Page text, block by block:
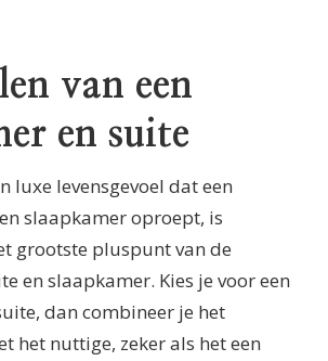
van een
en suite
luxe levensgevoel dat een
slaapkamer oproept, is
grootste pluspunt van de
en slaapkamer. Kies je voor een
dan combineer je het
het nuttige, zeker als het een